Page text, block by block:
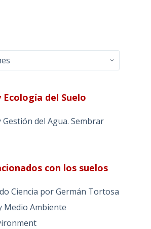
del Suelo
Gestión del Agua. Sembrar
con los suelos
Ciencia por Germán Tortosa
Medio Ambiente